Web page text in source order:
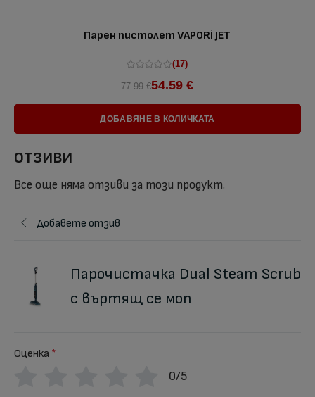
Парен пистолет VAPORÌ JET
(17)
77.99 €54.59 €
ДОБАВЯНЕ В КОЛИЧКАТА
ОТЗИВИ
Все още няма отзиви за този продукт.
Добавете отзив
Парочистачка Dual Steam Scrub
с въртящ се моп
Оценка *
0/5